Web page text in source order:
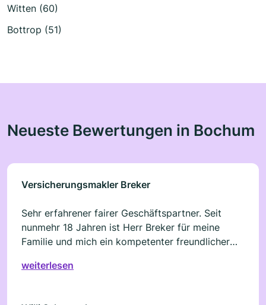
Witten (60)
Bottrop (51)
Neueste Bewertungen in Bochum
Versicherungsmakler Breker
Sehr erfahrener fairer Geschäftspartner. Seit
nunmehr 18 Jahren ist Herr Breker für meine
Familie und mich ein kompetenter freundlicher
Versicherungs- und Rentenangelegenheiten.
weiterlesen